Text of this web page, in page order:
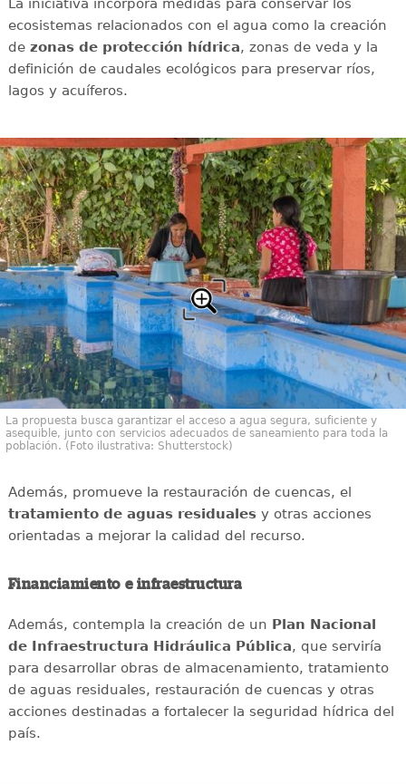
ecosistemas relacionados con el agua como la creación
de zonas de protección hídrica, zonas de veda y la
definición de caudales ecológicos para preservar ríos,
lagos y acuíferos.
La propuesta busca garantizar el acceso a agua segura, suficiente y
asequible, junto con servicios adecuados de saneamiento para toda la
población. (Foto ilustrativa: Shutterstock)
Además, promueve la restauración de cuencas, el
tratamiento de aguas residualesy otras acciones
orientadas a mejorar la calidad del recurso.
Financiamiento e infraestructura
Además, contempla la creación de un Plan Nacional
de Infraestructura Hidráulica Pública, que serviría
para desarrollar obras de almacenamiento, tratamiento
de aguas residuales, restauración de cuencas y otras
acciones destinadas a fortalecer la seguridad hídrica del
país.